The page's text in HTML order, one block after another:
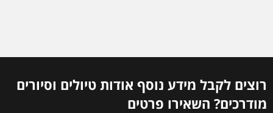
רוצים לקבל מידע נוסף אודות טיולים וסיורים
מודרכים? השאירו פרטים